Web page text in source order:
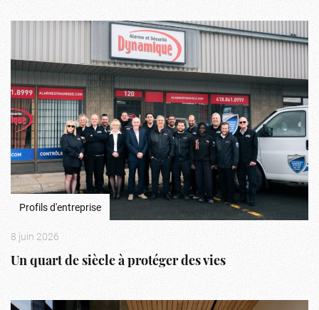
Profils d'entreprise
8 juin 2026
Un quart de siècle à protéger des vies